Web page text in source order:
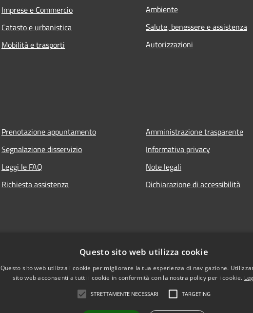
Imprese e Commercio
Catasto e urbanistica
Mobilità e trasporti
Ambiente
Salute, benessere e assistenza
Autorizzazioni
Prenotazione appuntamento
Segnalazione disservizio
Leggi le FAQ
Richiesta assistenza
Amministrazione trasparente
Informativa privacy
Note legali
Dichiarazione di accessibilità
Questo sito web utilizza cookie
Questo sito web utilizza i cookie per migliorare la tua esperienza di navigazione.
sito web acconsenti a tutti i cookie in conformità con la nostra policy per i cookie.
STRETTAMENTE NECESSARI TARGETING